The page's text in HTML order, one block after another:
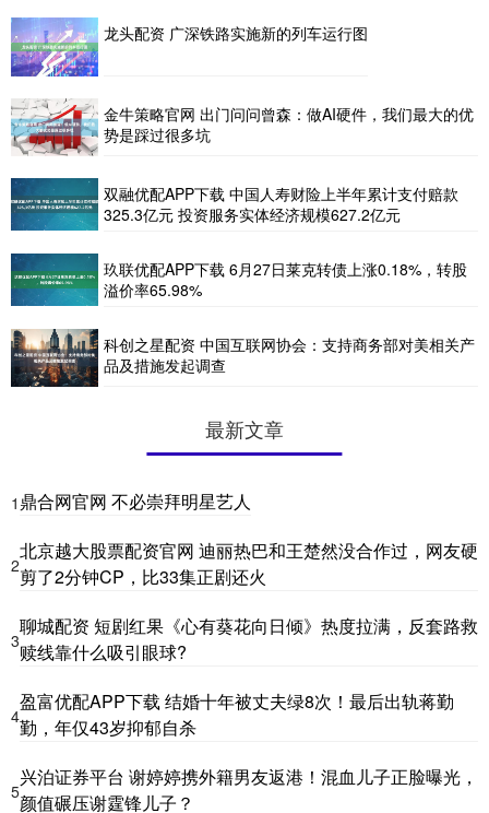
龙头配资 广深铁路实施新的列车运行图
金牛策略官网 出门问问曾森：做AI硬件，我们最大的优
势是踩过很多坑
双融优配APP下载 中国人寿财险上半年累计支付赔款
325.3亿元 投资服务实体经济规模627.2亿元
玖联优配APP下载 6月27日莱克转债上涨0.18%，转股
溢价率65.98%
科创之星配资 中国互联网协会：支持商务部对美相关产
品及措施发起调查
最新文章
1 鼎合网官网 不必崇拜明星艺人
2
北京越大股票配资官网 迪丽热巴和王楚然没合作过，网友硬
剪了2分钟CP，比33集正剧还火
3
聊城配资 短剧红果《心有葵花向日倾》热度拉满，反套路救
赎线靠什么吸引眼球?
4
盈富优配APP下载 结婚十年被丈夫绿8次！最后出轨蒋勤
勤，年仅43岁抑郁自杀
5
兴泊证券平台 谢婷婷携外籍男友返港！混血儿子正脸曝光，
颜值碾压谢霆锋儿子？